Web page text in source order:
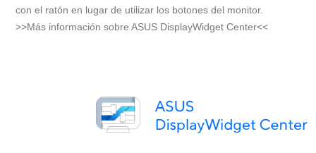
con el ratón en lugar de utilizar los botones del monitor.
>>Más información sobre ASUS DisplayWidget Center<<